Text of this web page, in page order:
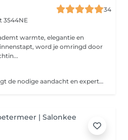
34
3544NE
warmte, elegantie en
word je omringd door
Een mooie volle baard vraagt de nodige aandacht en expertise. Een volgroeide baard kan namelijk wel eens anders groeien dan je zou willen. Bij het scheren van de baard wordt de baard weer in model gebracht. Bij het contouren wordt de haarlijn van de baard recht bijgewerkt.